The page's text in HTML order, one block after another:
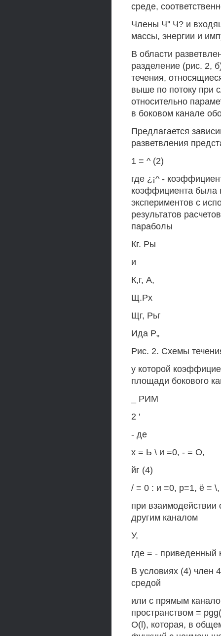
среде,
Члены Ч'' Ч? и
массы, энергии и
В области
разделение (рис. 2,
течения,
выше по потоку при
относительно
в боковом канале
Предлагается
разветвления
1 = ^ (2)
где ¿¡^ -
коэффициента была
экспериментов с
результатов
параболы
Кг. Ры
и
К,г, А,
Щ.Рх
Щг, Рьг
Ида Р„
Рис. 2. Схемы
у которой
площади бокового
_ РИМ
2 '
- де
х = Ь \ и =0, - = О,
йг (4)
/ = 0 : и =0, р=1, ё = \,
при
другим каналом
У,
где = - приведенный
В условиях (4) член
средой
или с прямым
пространством =
O(l), которая, в